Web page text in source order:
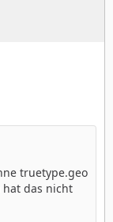
truetype.geo
das nicht